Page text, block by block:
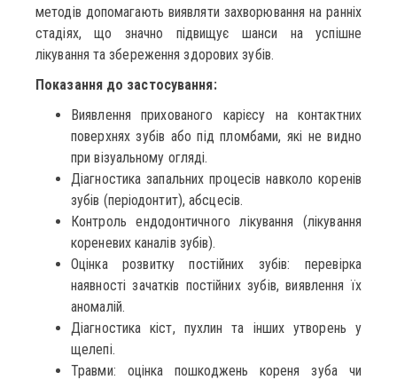
методів допомагають виявляти захворювання на ранніх
стадіях, що значно підвищує шанси на успішне
лікування та збереження здорових зубів.
Показання до застосування:
Виявлення прихованого карієсу на контактних
поверхнях зубів або під пломбами, які не видно
при візуальному огляді.
Діагностика запальних процесів навколо коренів
зубів (періодонтит), абсцесів.
Контроль ендодонтичного лікування (лікування
кореневих каналів зубів).
Оцінка розвитку постійних зубів: перевірка
наявності зачатків постійних зубів, виявлення їх
аномалій.
Діагностика кіст, пухлин та інших утворень у
щелепі.
Травми: оцінка пошкоджень кореня зуба чи